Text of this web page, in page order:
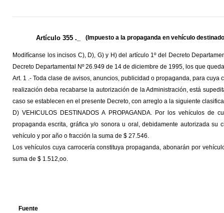
Artículo 355 ._ (Impuesto a la propaganda en vehículo
Modifícanse los incisos C), D), G) y H) del artículo 1º del Decreto
Decreto Departamental Nº 26.949 de 14 de diciembre de 1995, los que
Art. 1 .- Toda clase de avisos, anuncios, publicidad o propaganda, para
realización deba recabarse la autorización de la Administración, está
caso se establecen en el presente Decreto, con arreglo a la siguiente
D) VEHICULOS DESTINADOS A PROPAGANDA. Por los vehículos de
propaganda escrita, gráfica y/o sonora u oral, debidamente autorizada su
vehículo y por año o fracción la suma de $ 27.546.
Los vehículos cuya carrocería constituya propaganda, abonarán por
suma de $ 1.512,oo.
Fuente